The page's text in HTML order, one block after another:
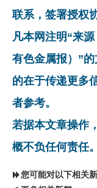
联系，签署授权
凡本网注明“来
有色金属报）”
的在于传递更多
者参考。
若据本文章操作
概不负任何责任。
您可能对以下相关新闻同样感兴趣